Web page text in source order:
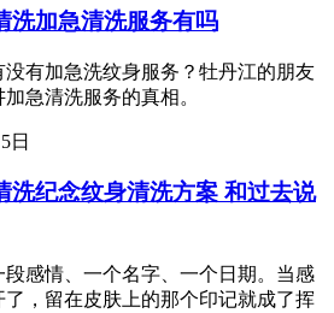
洗加急清洗服务有吗
有加急洗纹身服务？牡丹江的朋友
急清洗服务的真相。
日
洗纪念纹身清洗方案 和过去说
感情、一个名字、一个日期。当感
，留在皮肤上的那个印记就成了挥